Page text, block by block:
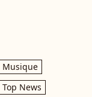
Musique
Top News